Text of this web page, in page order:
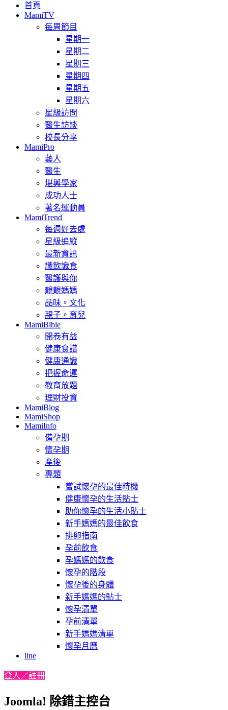
首頁
MamiTV
每周節目
星期一
星期二
星期三
星期四
星期五
星期六
星級訪問
醫生訪談
校長分享
MamiPro
藝人
醫生
堪輿學家
成功人士
著名運動員
MamiTrend
每週好去處
星級追縱
最新資訊
識飲識食
醫護與你
靚靚媽媽
品味。文化
親子。育兒
MamiBible
開卷有益
健康食譜
健康通識
把握命運
教育放題
理財投資
MamiBlog
MamiShop
MamiInfo
備孕期
懷孕期
產後
專題
嘗試懷孕的最佳時機
健康懷孕的生活貼士
助你懷孕的生活小貼士
新手媽媽的最佳飲食
排卵指南
孕前飲食
孕媽媽的飲食
懷孕的階段
懷孕後的身體
新手媽媽的貼士
懷孕清單
孕前清單
新手媽媽清單
懷孕月曆
line
登入／註冊
Joomla! 除錯主控台